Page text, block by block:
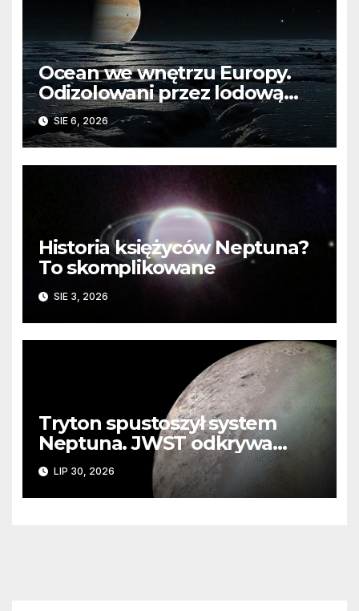
Ocean we wnętrzu Europy.
Odizolowani przez lodową
barierę
SIE 6, 2026
Historia księżyców Neptuna?
To skomplikowane
SIE 3, 2026
Tryton spustoszył system
Neptuna. JWST odkrywa
ślady kosmicznej katastrofy i
zaginionego lodu
LIP 30, 2026